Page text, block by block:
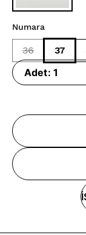
Numara
36 37
Adet:1